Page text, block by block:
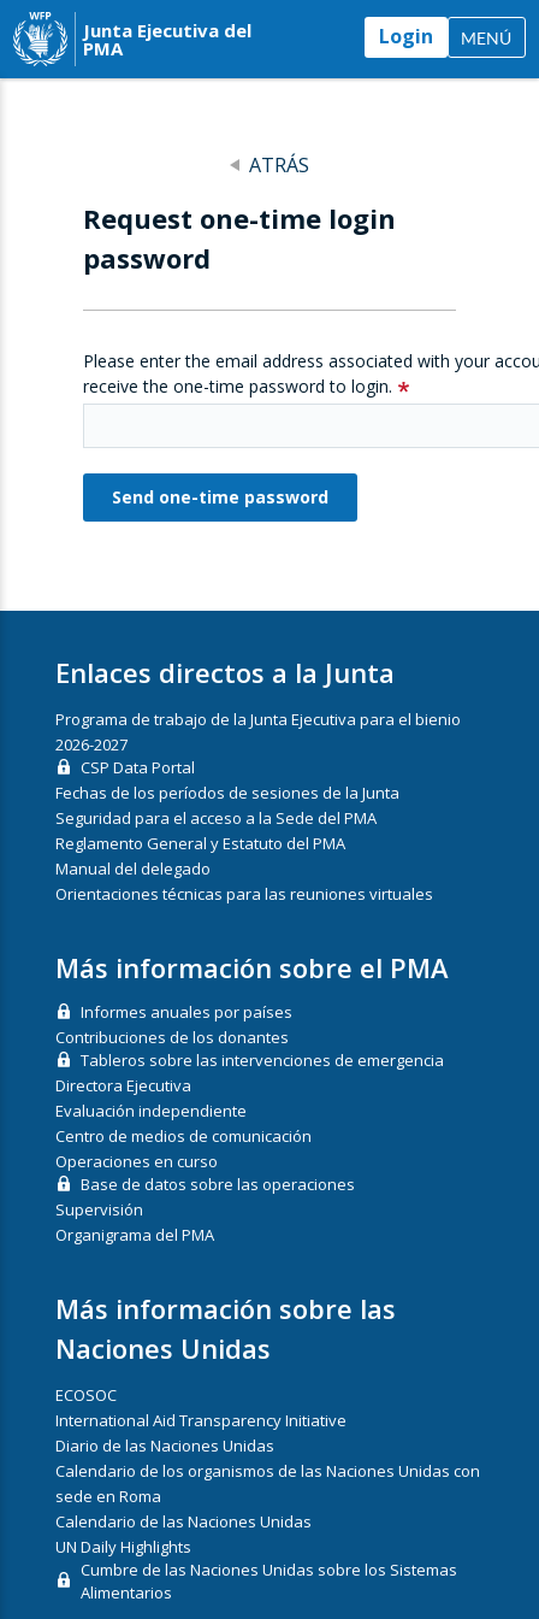
Junta Ejecutiva del
PMA Login MENÚ
ATRÁS
Request one-time login
password
Please enter the email address associated with your
receive the one-time password to login.
Enlaces directos a la Junta
Programa de trabajo de la Junta Ejecutiva para el bienio
2026-2027
CSP Data Portal
Fechas de los períodos de sesiones de la Junta
Seguridad para el acceso a la Sede del PMA
Reglamento General y Estatuto del PMA
Manual del delegado
Orientaciones técnicas para las reuniones virtuales
Más información sobre el PMA
Informes anuales por países
Contribuciones de los donantes
Tableros sobre las intervenciones de emergencia
Directora Ejecutiva
Evaluación independiente
Centro de medios de comunicación
Operaciones en curso
Base de datos sobre las operaciones
Supervisión
Organigrama del PMA
Más información sobre las
Naciones Unidas
ECOSOC
International Aid Transparency Initiative
Diario de las Naciones Unidas
Calendario de los organismos de las Naciones Unidas con
sede en Roma
Calendario de las Naciones Unidas
UN Daily Highlights
Cumbre de las Naciones Unidas sobre los Sistemas
Alimentarios